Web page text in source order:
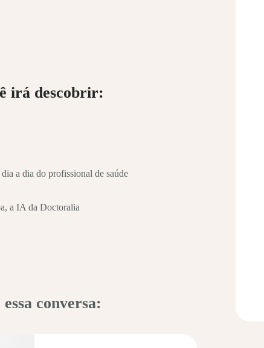
irá descobrir:
a dia do profissional de saúde
a IA da Doctoralia
conversa: